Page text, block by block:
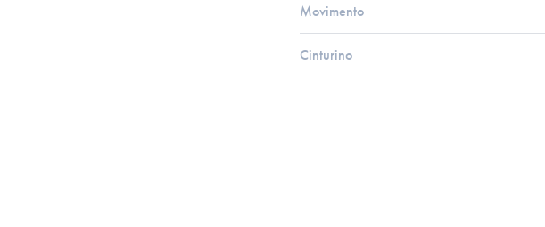
Movimento
Cinturino